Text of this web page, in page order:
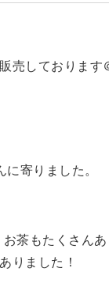
売しております
寄りました。
茶もたくさん
りました！